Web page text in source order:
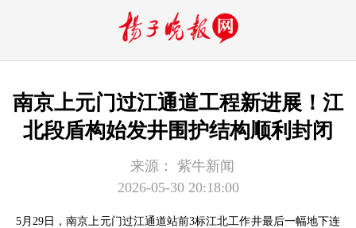
南京上元门过江通道工程新进展！江
北段盾构始发井围护结构顺利封闭
来源：
紫牛新闻
2026-05-30 20:18:00
5月29日，南京上元门过江通道站前3标江北工作井最后一幅地下连